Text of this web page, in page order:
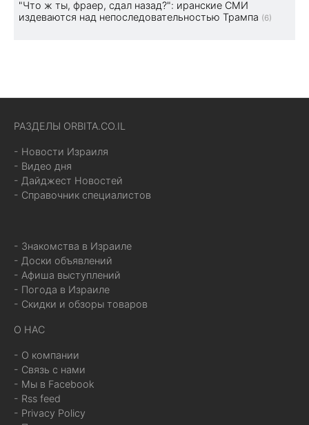
"Что ж ты, фраер, сдал назад?": иранские СМИ
издеваются над непоследовательностью Трампа (6)
РАЗДЕЛЫ ORBITA.CO.IL
- Новости Израиля
- Видео дня
- Дайджест Новостей
- Справочник специалистов
- Знакомства в Израиле
- Доски объявлений
- Афиша выступлений
- Погода в Израиле
- Скидки и обзоры товаров
О НАС
- О компании
- Связь с нами
- Мы в Facebook
- Rss feed
- Privacy Policy